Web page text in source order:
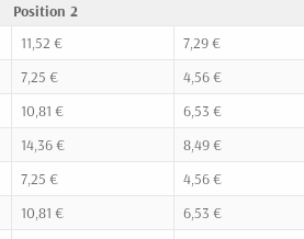
Position 2
11,52 € 7,29 €
7,25 € 4,56 €
10,81 € 6,53 €
14,36 € 8,49 €
7,25 € 4,56 €
10,81 € 6,53 €